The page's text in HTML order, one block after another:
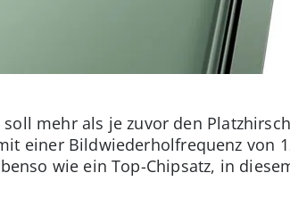
mehr als je zuvor den
einer Bildwiederholfrequenz von
wie ein Top-Chipsatz, in